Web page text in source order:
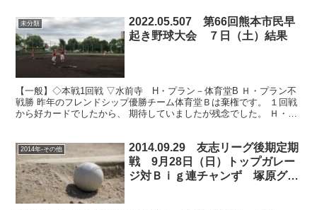
未分類
2022.05.507 第66回熊本市民早
起き野球大会 ７日（土）結果
【一般】◇本戦1回戦 ▽水前寺 H・プラン－体育堂B Ｈ・プラン不
戦勝 昨年のフレンドシップ優勝チーム体育堂Ｂは棄権です。 １回戦
から好カードでしたから、 期待していましたが残念でした。 Ｈ・プ
2014年-その他
2014.09.29 友志リーグ後期定期
戦 9月28日（日）トップガレー
ジ対Ｂｉｇ連チャンず 塚原グラ